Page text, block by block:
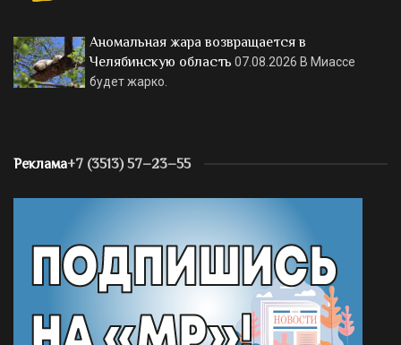
Аномальная жара возвращается в
Челябинскую область 07.08.2026 В Миассе
будет жарко.
Реклама+7 (3513) 57–23–55